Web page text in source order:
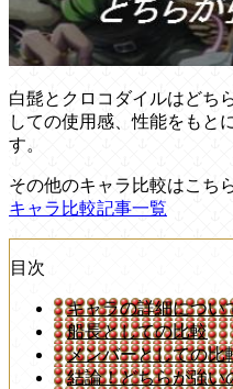
白髭とクロコダイルはどち
しての使用感、性能をもと
す。
その他のキャラ比較はこち
キャラ比較記事一覧
目次
キャラの詳細につい
船長としての比較
メンバーとしての比
結論！どちらが強い